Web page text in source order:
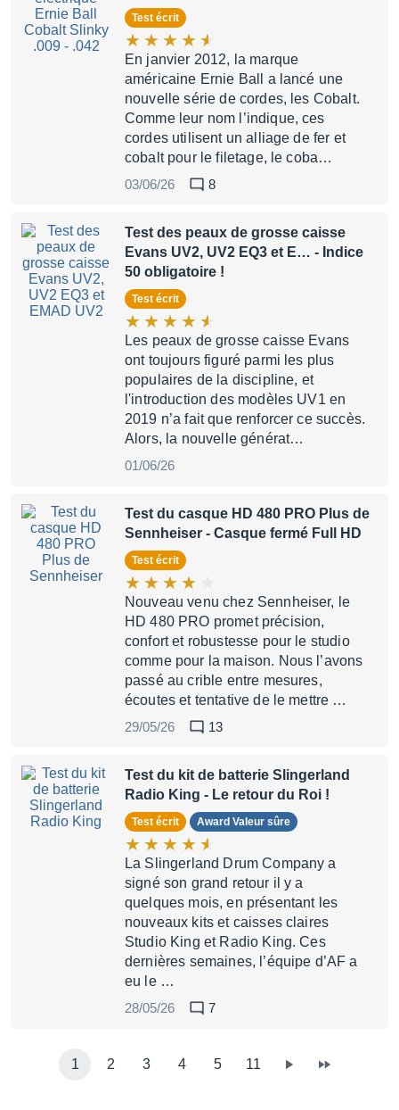
Test écrit
En janvier 2012, la marque
américaine Ernie Ball a lancé une
nouvelle série de cordes, les Cobalt.
Comme leur nom l’indique, ces
cordes utilisent un alliage de fer et
cobalt pour le filetage, le coba…
03/06/26
8
Test des peaux de grosse caisse
Evans UV2, UV2 EQ3 et E… - Indice
50 obligatoire !
Test écrit
Les peaux de grosse caisse Evans
ont toujours figuré parmi les plus
populaires de la discipline, et
l'introduction des modèles UV1 en
2019 n’a fait que renforcer ce succès.
Alors, la nouvelle générat…
01/06/26
Test du casque HD 480 PRO Plus de
Sennheiser - Casque fermé Full HD
Test écrit
Nouveau venu chez Sennheiser, le
HD 480 PRO promet précision,
confort et robustesse pour le studio
comme pour la maison. Nous l’avons
passé au crible entre mesures,
écoutes et tentative de le mettre …
29/05/26
13
Test du kit de batterie Slingerland
Radio King - Le retour du Roi !
Test écrit Award Valeur sûre
La Slingerland Drum Company a
signé son grand retour il y a
quelques mois, en présentant les
nouveaux kits et caisses claires
Studio King et Radio King. Ces
dernières semaines, l’équipe d’AF a
eu le …
28/05/26
7
1 2 3 4 5 11